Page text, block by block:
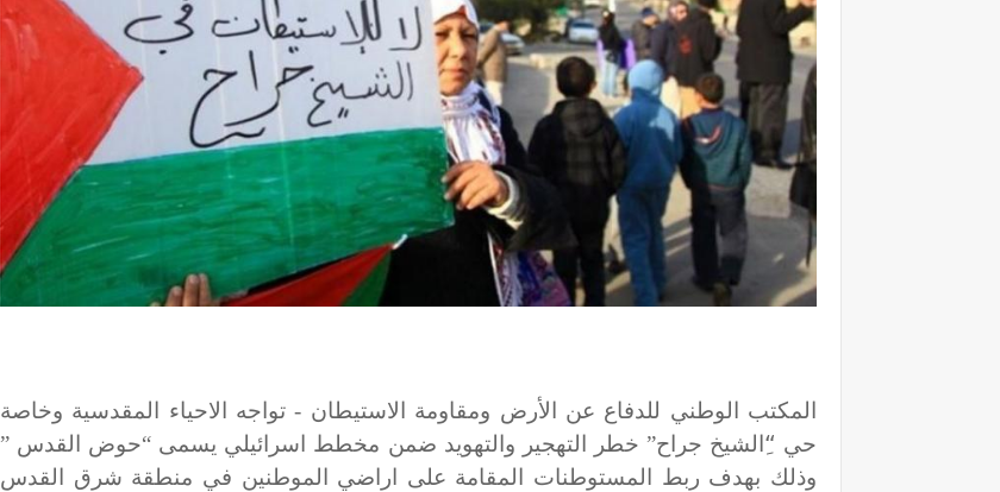
المكتب الوطني للدفاع عن الأرض ومقاومة الاستيطان - تواجه الاحياء المقدسية وخاصة
حي “ِالشيخ جراح” خطر التهجير والتهويد ضمن مخطط اسرائيلي يسمى “حوض القدس ”
وذلك بهدف ربط المستوطنات المقامة على اراضي الموطنين في منطقة شرق القدس